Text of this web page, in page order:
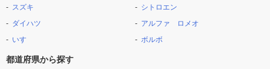
スズキ
ダイハツ
いすゞ
シトロエン
アルファ ロメオ
ボルボ
都道府県から探す